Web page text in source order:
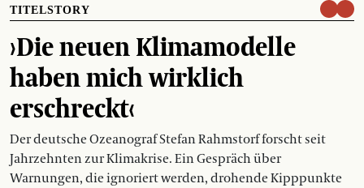
TITELSTORY
›Die neuen Klimamodelle
haben mich wirklich
erschreckt‹
Der deutsche Ozeanograf Stefan Rahmstorf forscht seit
Jahrzehnten zur Klimakrise. Ein Gespräch über
Warnungen, die ignoriert werden, drohende Kipppunkte